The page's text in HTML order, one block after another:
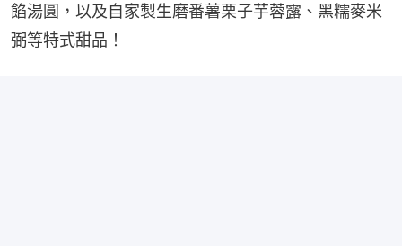
餡湯圓，以及自家製生磨番薯栗子芋蓉露、黑糯麥米
弼等特式甜品！